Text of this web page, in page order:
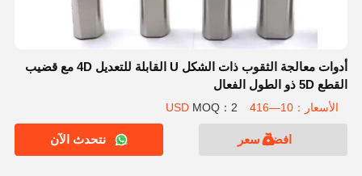
أدوات معالجة الثقوب ذات الشكل U القابلة للتعديل 4D مع قضيب
القطع 5D ذو الطول الفعال
الأسعار：10—416 USD MOQ：2
افضل سعر نتحدث الآن